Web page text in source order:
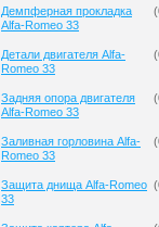
Демпферная прокладка
Alfa-Romeo 33
(
Детали двигателя Alfa-
Romeo 33
(
Задняя опора двигателя
Alfa-Romeo 33
(
Заливная горловина Alfa-
Romeo 33
(
Защита днища Alfa-Romeo
33
(